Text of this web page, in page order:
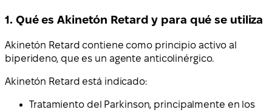
1. Qué es Akinetón Retard y para qué se utiliza
Akinetón Retard contiene como principio activo al
biperideno, que es un agente anticolinérgico.
Akinetón Retard está indicado:
Tratamiento del Parkinson, principalmente en los